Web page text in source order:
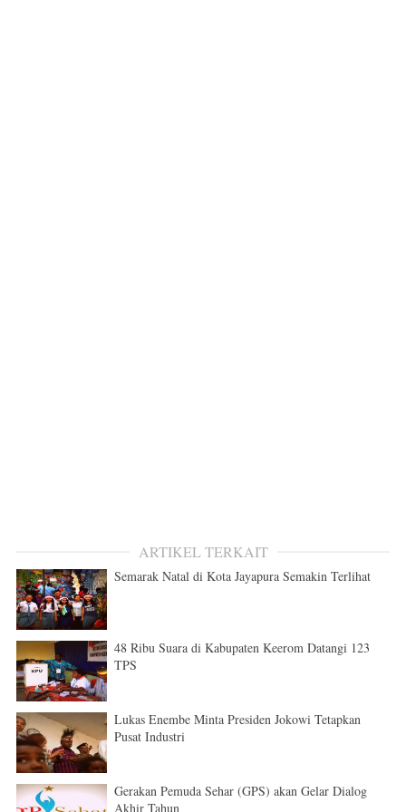
ARTIKEL TERKAIT
Semarak Natal di Kota Jayapura Semakin Terlihat
48 Ribu Suara di Kabupaten Keerom Datangi 123
TPS
Lukas Enembe Minta Presiden Jokowi Tetapkan
Pusat Industri
Gerakan Pemuda Sehar (GPS) akan Gelar Dialog
Akhir Tahun